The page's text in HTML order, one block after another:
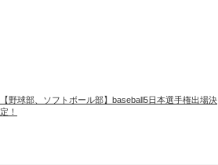
【野球部、ソフトボール部】baseball5日本選手権出場決
定！